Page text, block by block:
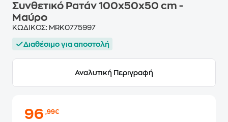
Συνθετικό Ρατάν 100x50x50 cm -
Μαύρο
ΚΩΔΙΚΟΣ: MRK0775997
Διαθέσιμο για αποστολή
Αναλυτική Περιγραφή
96,99€